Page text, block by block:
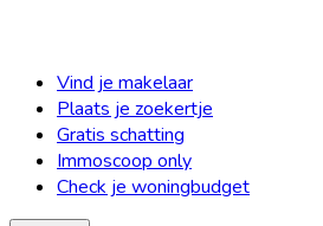
Vind je makelaar
Plaats je zoekertje
Gratis schatting
Immoscoop only
Check je woningbudget